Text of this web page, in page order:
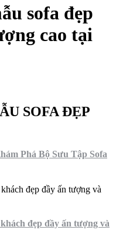
sofa đẹp
cao tại
SOFA ĐẸP
Phá Bộ Sưu Tập Sofa
đẹp đầy ấn tượng và